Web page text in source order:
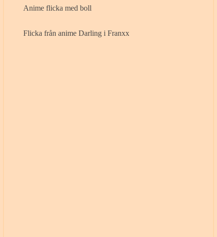
Anime flicka med boll
Flicka från anime Darling i Franxx